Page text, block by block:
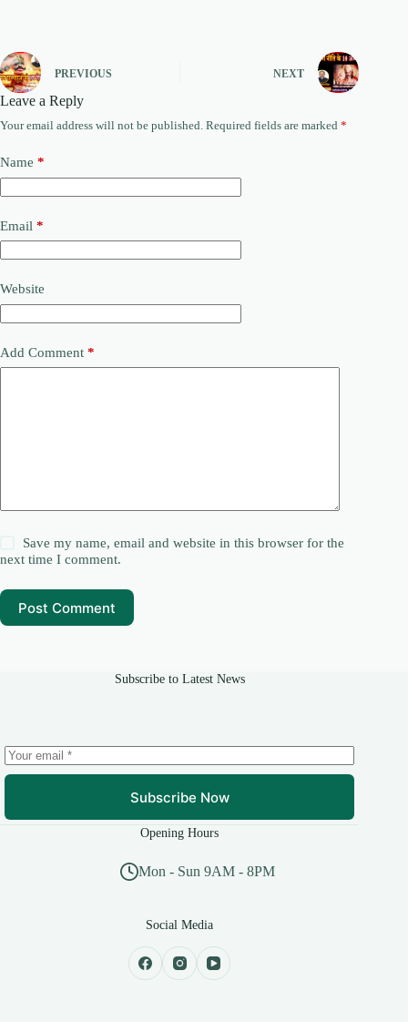
PREVIOUS NEXT
Leave a Reply
Your email address will not be published. Required fields are marked *
Name *
Email *
Website
Add Comment *
Save my name, email and website in this browser for the
next time I comment.
Post Comment
Subscribe to Latest News
Subscribe Now
Opening Hours
Mon - Sun 9AM - 8PM
Social Media